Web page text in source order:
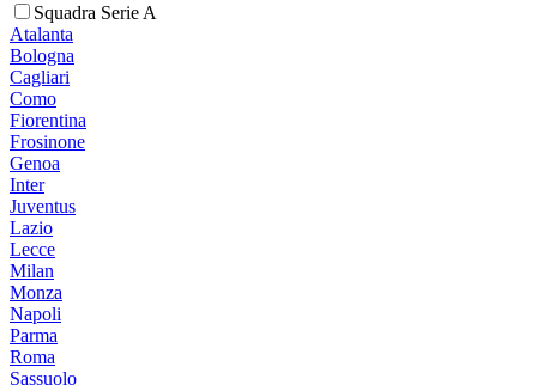
Squadra Serie A
Atalanta
Bologna
Cagliari
Como
Fiorentina
Frosinone
Genoa
Inter
Juventus
Lazio
Lecce
Milan
Monza
Napoli
Parma
Roma
Sassuolo